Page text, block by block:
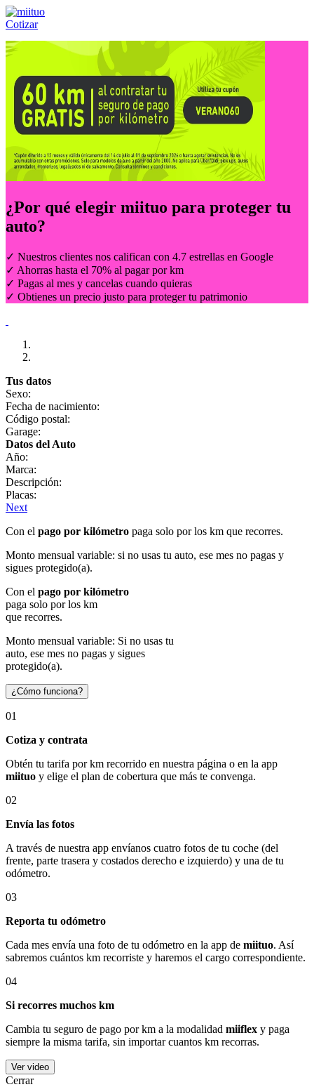
Cotizar
Llámanos al:(55) 84-21-05-00 ó
¿Por qué elegir miituo para proteger tu
auto?
✓ Nuestros clientes nos califican con 4.7 estrellas en Google
✓ Ahorras hasta el 70% al pagar por km
✓ Pagas al mes y cancelas cuando quieras
✓ Obtienes un precio justo para proteger tu patrimonio
Tus datos
Sexo:
Fecha de nacimiento:
Código postal:
Garage:
Datos del Auto
Año:
Marca:
Descripción:
Placas:
Next
Con el pago por kilómetro paga solo por los km que recorres.
Monto mensual variable: si no usas tu auto, ese mes no pagas y
sigues protegido(a).
Con el pago por kilómetro
paga solo por los km
que recorres.
Monto mensual variable: Si no usas tu
auto, ese mes no pagas y sigues
protegido(a).
¿Cómo funciona?
01
Cotiza y contrata
Obtén tu tarifa por km recorrido en nuestra página o en la app
miituo y elige el plan de cobertura que más te convenga.
02
Envía las fotos
A través de nuestra app envíanos cuatro fotos de tu coche (del
frente, parte trasera y costados derecho e izquierdo) y una de tu
odómetro.
03
Reporta tu odómetro
Cada mes envía una foto de tu odómetro en la app de miituo. Así
sabremos cuántos km recorriste y haremos el cargo correspondiente.
04
Si recorres muchos km
Cambia tu seguro de pago por km a la modalidad miiflex y paga
siempre la misma tarifa, sin importar cuantos km recorras.
Ver video
Cerrar